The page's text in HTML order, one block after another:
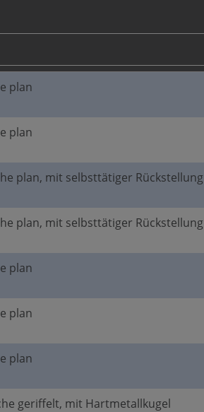
plan
plan
plan, mit selbsttätiger Rückstellung
plan, mit selbsttätiger Rückstellung
plan
plan
plan
geriffelt, mit Hartmetallkugel